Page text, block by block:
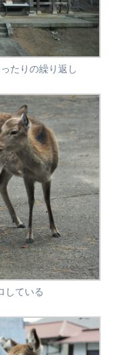
たりの繰り返し
している